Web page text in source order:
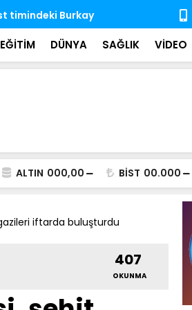
boş üyeliklere
MSB:
almaya
EĞİTİM DÜNYA SAĞLIK VİDEO
ALTIN 000,00 BİST 00.000
iftarda buluşturdu
407
OKUNMA